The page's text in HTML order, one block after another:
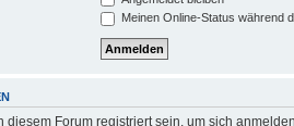
Meinen Online-Status während
diesem Forum registriert sein, um sich